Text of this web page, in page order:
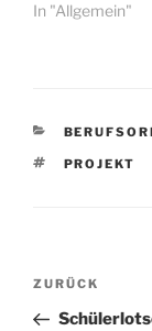
In "Allgemein"
PROJEKT
Vorheriger
Beitrag
ZURÜCK